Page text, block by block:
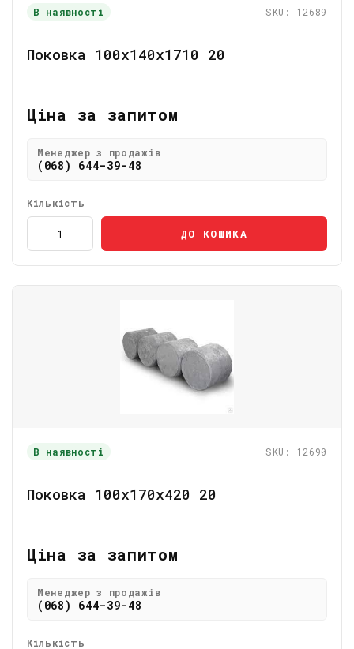
В наявності SKU: 12689
Поковка 100х140х1710 20
Ціна за запитом
Менеджер з продажів
(068) 644-39-48
Кількість
ДО КОШИКА
В наявності SKU: 12690
Поковка 100х170х420 20
Ціна за запитом
Менеджер з продажів
(068) 644-39-48
Кількість